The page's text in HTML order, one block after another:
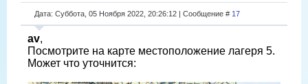
Дата: Суббота, 05 Ноября 2022, 20:26:12 | Сообщение # 17
av,
Посмотрите на карте местоположение лагеря 5.
Может что уточнится: